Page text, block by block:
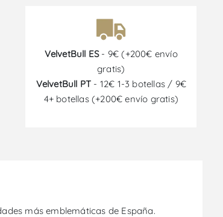
VelvetBull ES- 9€ (+200€ envío
gratis)
VelvetBull PT - 12€ 1-3 botellas / 9€
4+ botellas (+200€ envío gratis)
más emblemáticas de España.